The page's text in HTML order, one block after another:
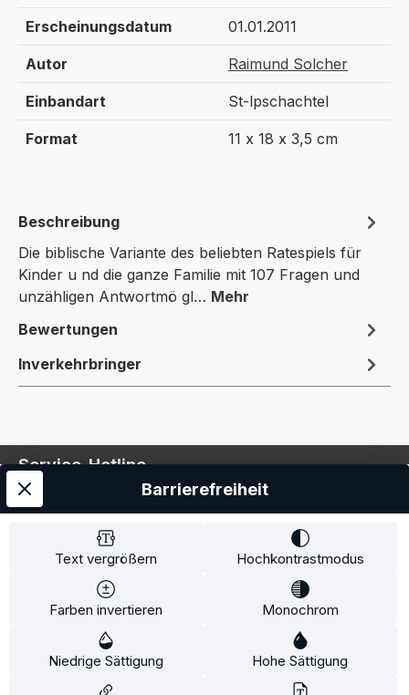
Erscheinungsdatum 01.01.2011
Autor Raimund Solcher
Einbandart St-lpschachtel
Format 11 x 18 x 3,5 cm
Beschreibung
Die biblische Variante des beliebten Ratespiels für
Kinder u nd die ganze Familie mit 107 Fragen und
unzähligen Antwortmö gl… Mehr
Bewertungen
Inverkehrbringer
Service-Hotline
Service
Information
* Alle Preise inkl. gesetzl. Mehrwertsteuer zzgl.
und ggf. Nachnahmegebühren, wenn
Text vergrößern Hochkontrastmodus
Farben invertieren Monochrom
Niedrige Sättigung Hohe Sättigung
Barrierefreiheit